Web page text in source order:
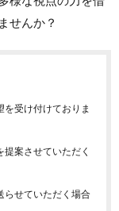
せんか？
受け付けておりま
案させていただく
らせていただく場合